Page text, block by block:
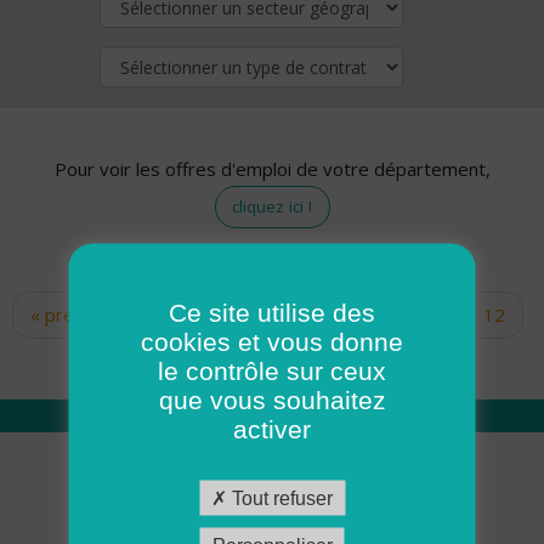
Pour voir les offres d'emploi de votre département,
cliquez ici !
Pages
« premier ‹ précédent … 10
12
14 15 16 17
Qui sommes nous
Académie ADMR
Ce site utilise des
cookies et vous donne
le contrôle sur ceux
que vous souhaitez
activer
Tout refuser